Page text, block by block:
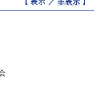
【 表示 ／非表示 】